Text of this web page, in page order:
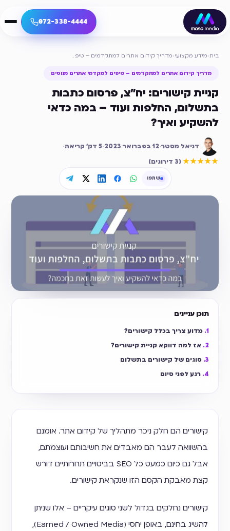
072-338-4444
בית›מידע מקצועי› מדריך קידום אתרים למתקדמים – טיפים למקדמי אתרים מנוסים
מדריך קידום אתרים למתקדמים – טיפים למקדמי אתרים מנוסים
קניית קישורים: יח"צ, פרסום כתבות
בתשלום, החלפות ועוד – במה כדאי
להשקיע ואיך?
דניאל מסטר·12 בפברואר 2023 ·
5 דק׳ קריאה·
★★★★★
(3 דירוגים )
שתפו
קישורים הם חלק ניכר מתהליך של קידום אתר. אומנם
בהשוואה לעבר הם מאבדים את חשיבותם ועוצמתם,
אבל גם כיום כמעט כל SEO בביטויים תחרותיים דורש
קצת מאבקת הקסם הזו שנקראת קישורים.
קישורים נחלקים בגדול לשני סוגים עיקריים – אלו שניתן
להשיג בחינם, באופן יחסי (Earned / Owned Media),
תוכן עניינים
מדוע צריך בכלל קישורים?
אז למה דווקא קניית קישורים?
סוגים של קישורים בתשלום
רגע לפני סיום